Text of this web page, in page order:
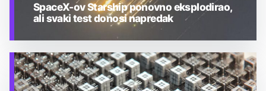
TEHNOLOGIJA
SpaceX-ov Starship ponovno eksplodirao,
ali svaki test donosi napredak